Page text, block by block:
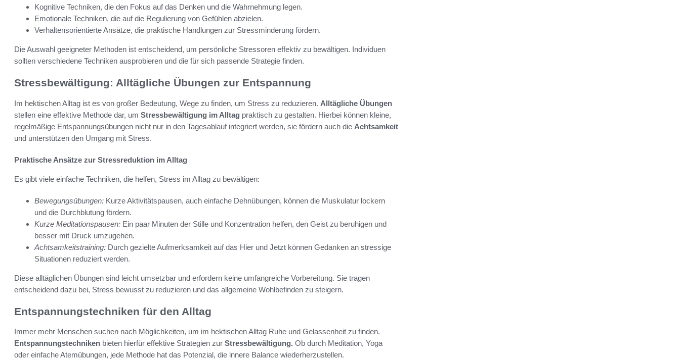
Kognitive Techniken, die den Fokus auf das Denken und die Wahrnehmung legen.
Emotionale Techniken, die auf die Regulierung von Gefühlen abzielen.
Verhaltensorientierte Ansätze, die praktische Handlungen zur Stressminderung fördern.
Die Auswahl geeigneter Methoden ist entscheidend, um persönliche Stressoren effektiv zu bewältigen. Individuen
sollten verschiedene Techniken ausprobieren und die für sich passende Strategie finden.
Stressbewältigung: Alltägliche Übungen zur Entspannung
Im hektischen Alltag ist es von großer Bedeutung, Wege zu finden, um Stress zu reduzieren. Alltägliche Übungen
stellen eine effektive Methode dar, um Stressbewältigung im Alltag praktisch zu gestalten. Hierbei können kleine,
regelmäßige Entspannungsübungen nicht nur in den Tagesablauf integriert werden, sie fördern auch die Achtsamkeit
und unterstützen den Umgang mit Stress.
Praktische Ansätze zur Stressreduktion im Alltag
Es gibt viele einfache Techniken, die helfen, Stress im Alltag zu bewältigen:
Bewegungsübungen: Kurze Aktivitätspausen, auch einfache Dehnübungen, können die Muskulatur lockern
und die Durchblutung fördern.
Kurze Meditationspausen: Ein paar Minuten der Stille und Konzentration helfen, den Geist zu beruhigen und
besser mit Druck umzugehen.
Achtsamkeitstraining: Durch gezielte Aufmerksamkeit auf das Hier und Jetzt können Gedanken an stressige
Situationen reduziert werden.
Diese alltäglichen Übungen sind leicht umsetzbar und erfordern keine umfangreiche Vorbereitung. Sie tragen
entscheidend dazu bei, Stress bewusst zu reduzieren und das allgemeine Wohlbefinden zu steigern.
Entspannungstechniken für den Alltag
Immer mehr Menschen suchen nach Möglichkeiten, um im hektischen Alltag Ruhe und Gelassenheit zu finden.
Entspannungstechniken bieten hierfür effektive Strategien zur Stressbewältigung. Ob durch Meditation, Yoga
oder einfache Atemübungen, jede Methode hat das Potenzial, die innere Balance wiederherzustellen.